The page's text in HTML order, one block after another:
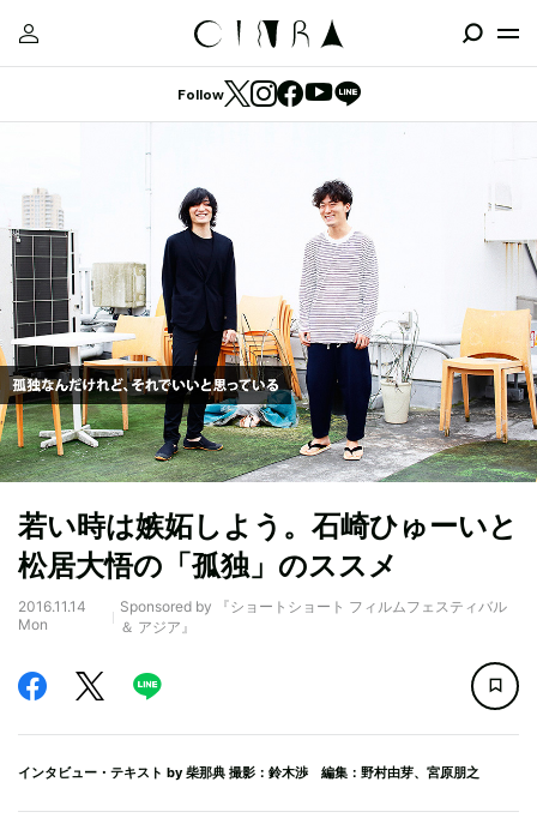
Follow
若い時は嫉妬しよう。石崎ひゅーいと
松居大悟の「孤独」のススメ
2016.11.14
Mon
Sponsored by 『ショートショート フィルムフェスティバル
＆ アジア』
インタビュー・テキスト by 柴那典 撮影：鈴木渉 編集：野村由芽、宮原朋之